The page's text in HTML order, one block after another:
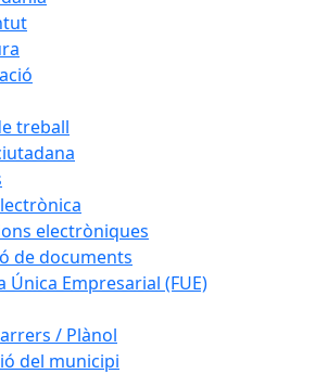
treball
electròniques
de documents
Única Empresarial (FUE)
/ Plànol
del municipi